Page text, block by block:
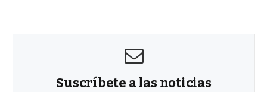
Suscríbete a las noticias